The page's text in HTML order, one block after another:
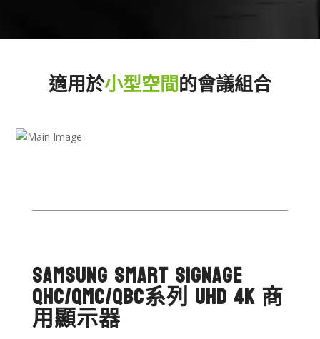
適用於小型空間的會議組合
Samsung Smart Signage
QHC/QMC/QBC系列 UHD 4K 商
用顯示器